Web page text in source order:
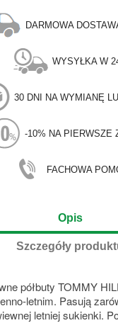
DARMOWA
WYSYŁKA W
30 DNI NA WYMIANĘ
-10% NA PIERWSZE
FACHOWA
Opis
Szczegóły
półbuty TOMMY
letnim. Pasują
letniej sukienki.